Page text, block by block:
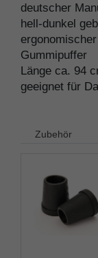
deutscher
hell-dunkel
Gummipuffer
Länge ca. 94
geeignet für
Zubehör